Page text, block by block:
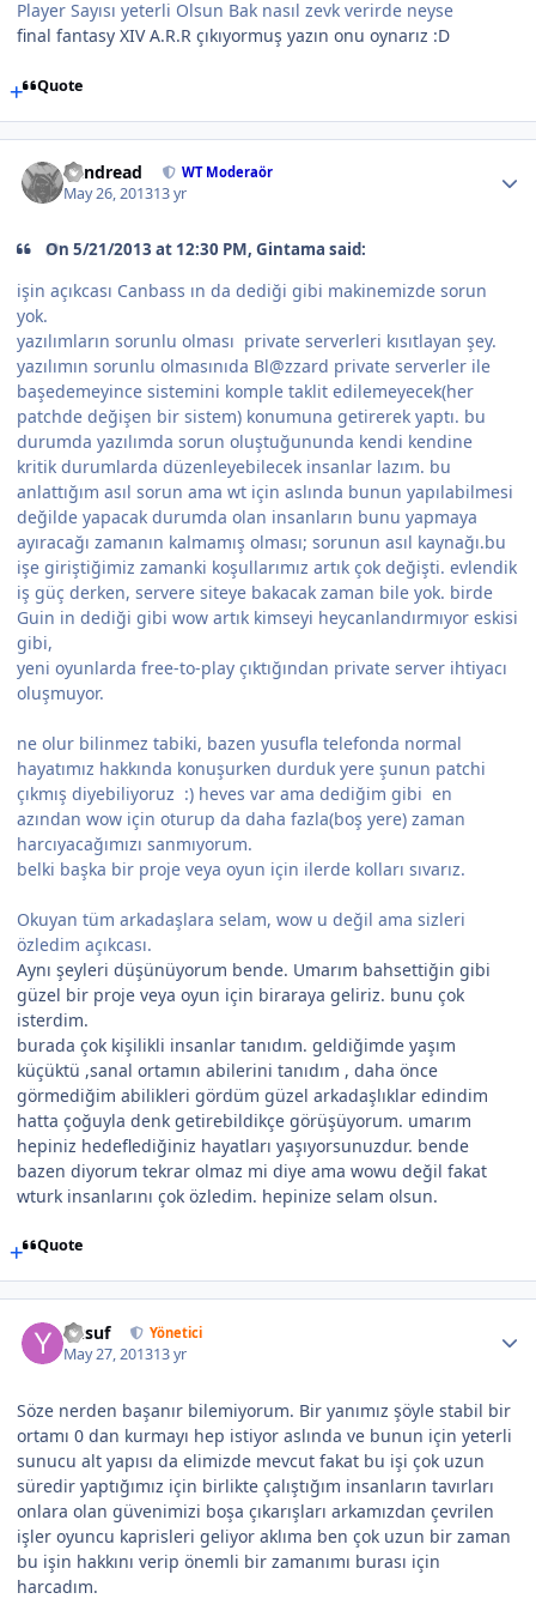
Player Sayısı yeterli Olsun Bak nasıl zevk verirde neyse
final fantasy XIV A.R.R çıkıyormuş yazın onu oynarız :D
Quote
Vandread WT Moderaör
May 26, 201313 yr
On 5/21/2013 at 12:30 PM, Gintama said:
işin açıkcası Canbass ın da dediği gibi makinemizde sorun
yok.
yazılımların sorunlu olması private serverleri kısıtlayan şey.
yazılımın sorunlu olmasınıda Bl@zzard private serverler ile
başedemeyince sistemini komple taklit edilemeyecek(her
patchde değişen bir sistem) konumuna getirerek yaptı. bu
durumda yazılımda sorun oluştuğununda kendi kendine
kritik durumlarda düzenleyebilecek insanlar lazım. bu
anlattığım asıl sorun ama wt için aslında bunun yapılabilmesi
değilde yapacak durumda olan insanların bunu yapmaya
ayıracağı zamanın kalmamış olması; sorunun asıl kaynağı.bu
işe giriştiğimiz zamanki koşullarımız artık çok değişti. evlendik
iş güç derken, servere siteye bakacak zaman bile yok. birde
Guin in dediği gibi wow artık kimseyi heycanlandırmıyor eskisi
gibi,
yeni oyunlarda free-to-play çıktığından private server ihtiyacı
oluşmuyor.
ne olur bilinmez tabiki, bazen yusufla telefonda normal
hayatımız hakkında konuşurken durduk yere şunun patchi
çıkmış diyebiliyoruz :) heves var ama dediğim gibi en
azından wow için oturup da daha fazla(boş yere) zaman
harcıyacağımızı sanmıyorum.
belki başka bir proje veya oyun için ilerde kolları sıvarız.
Okuyan tüm arkadaşlara selam, wow u değil ama sizleri
özledim açıkcası.
Aynı şeyleri düşünüyorum bende. Umarım bahsettiğin gibi
güzel bir proje veya oyun için biraraya geliriz. bunu çok
isterdim.
burada çok kişilikli insanlar tanıdım. geldiğimde yaşım
küçüktü ,sanal ortamın abilerini tanıdım , daha önce
görmediğim abilikleri gördüm güzel arkadaşlıklar edindim
hatta çoğuyla denk getirebildikçe görüşüyorum. umarım
hepiniz hedeflediğiniz hayatları yaşıyorsunuzdur. bende
bazen diyorum tekrar olmaz mi diye ama wowu değil fakat
wturk insanlarını çok özledim. hepinize selam olsun.
Quote
Yusuf Yönetici
May 27, 201313 yr
Söze nerden başanır bilemiyorum. Bir yanımız şöyle stabil bir
ortamı 0 dan kurmayı hep istiyor aslında ve bunun için yeterli
sunucu alt yapısı da elimizde mevcut fakat bu işi çok uzun
süredir yaptığımız için birlikte çalıştığım insanların tavırları
onlara olan güvenimizi boşa çıkarışları arkamızdan çevrilen
işler oyuncu kaprisleri geliyor aklıma ben çok uzun bir zaman
bu işin hakkını verip önemli bir zamanımı burası için
harcadım.